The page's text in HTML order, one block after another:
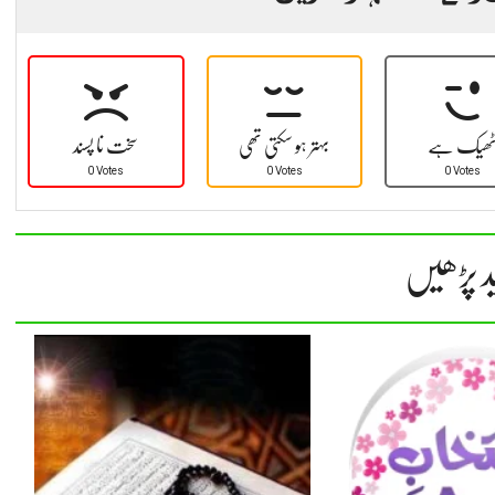
سخت نا پسند
0 Votes
بہتر ہو سکتی تھی
0 Votes
ہے
0 Votes
پڑھیں